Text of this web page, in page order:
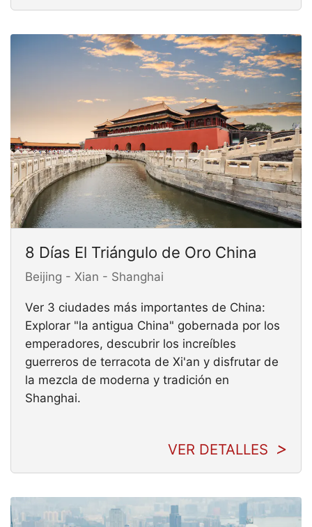
8 Días El Triángulo de Oro China
Beijing - Xian - Shanghai
Ver 3 ciudades más importantes de China:
Explorar "la antigua China" gobernada por los
emperadores, descubrir los increíbles
guerreros de terracota de Xi'an y disfrutar de
la mezcla de moderna y tradición en
Shanghai.
VER DETALLES